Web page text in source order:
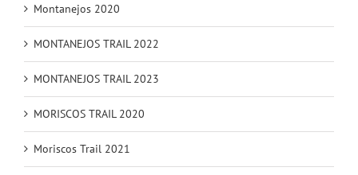
Montanejos 2020
MONTANEJOS TRAIL 2022
MONTANEJOS TRAIL 2023
MORISCOS TRAIL 2020
Moriscos Trail 2021